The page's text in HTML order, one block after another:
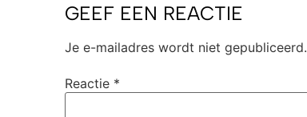
GEEF EEN REACTIE
Je e-mailadres wordt niet gepubliceerd.
Reactie *